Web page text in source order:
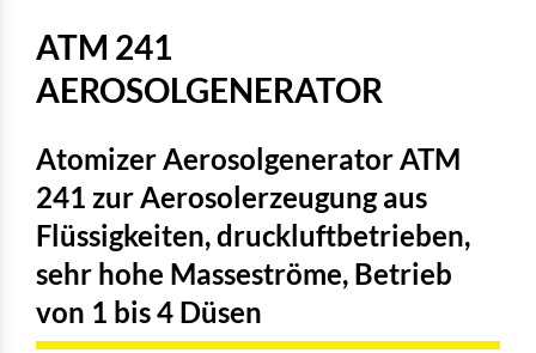
ATM 241
AEROSOLGENERATOR
Atomizer Aerosolgenerator ATM
241 zur Aerosolerzeugung aus
Flüssigkeiten, druckluftbetrieben,
sehr hohe Masseströme, Betrieb
von 1 bis 4 Düsen